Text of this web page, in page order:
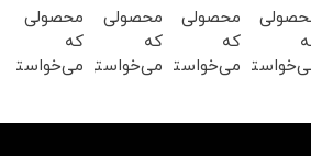
محصولی
که
می‌خواستی
محصولی
که
می‌خواستی
محصولی
که
می‌خواستی